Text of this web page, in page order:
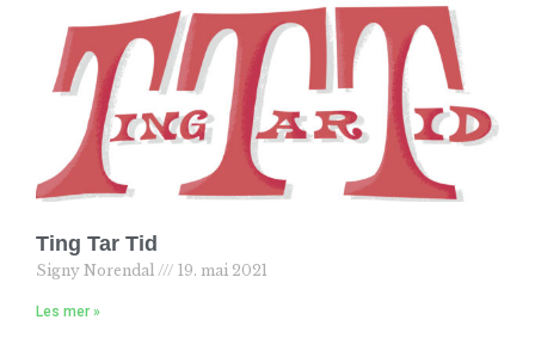
Ting Tar Tid
Signy Norendal 19. mai 2021
Les mer »